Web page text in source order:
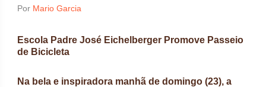
Por Mario Garcia
Escola Padre José Eichelberger Promove Passeio
de Bicicleta
Na bela e inspiradora manhã de domingo (23), a